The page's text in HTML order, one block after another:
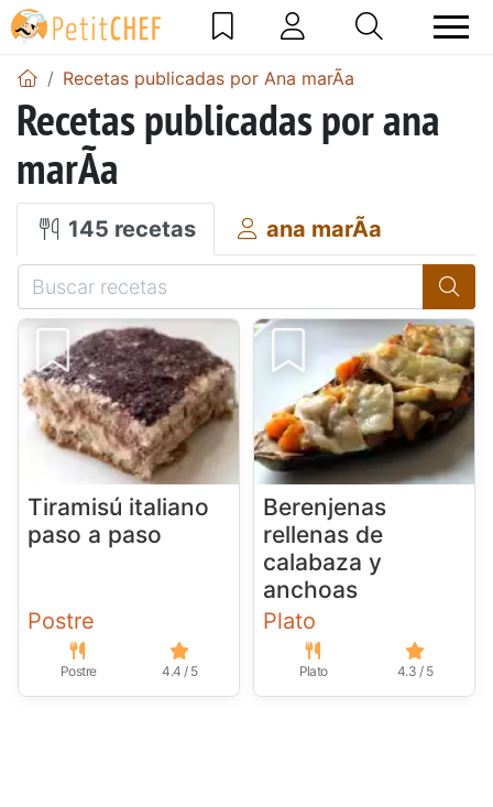
Recetas publicadas por Ana marÃ­a
Recetas publicadas por ana
marÃ­a
145 recetas ana marÃ­a
Tiramisú italiano
paso a paso
Postre
Postre 4.4 / 5
Berenjenas
rellenas de
calabaza y
anchoas
Plato
Plato 4.3 / 5